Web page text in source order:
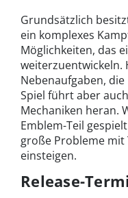
Grundsätzlich
ein komplexes
Möglichkeiten, das
weiterzuentwickeln.
Nebenaufgaben,
Spiel führt aber
Mechaniken heran.
Emblem-Teil
große Probleme mit
einsteigen.
Release-